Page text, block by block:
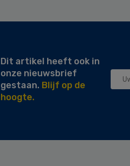
Dit artikel heeft ook in
onze nieuwsbrief
gestaan. Blijf op de
hoogte.